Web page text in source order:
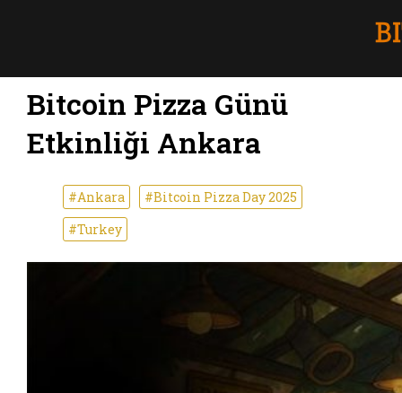
Bitcoin Pizza Günü
Etkinliği Ankara
#Ankara
#Bitcoin Pizza Day 2025
#Turkey